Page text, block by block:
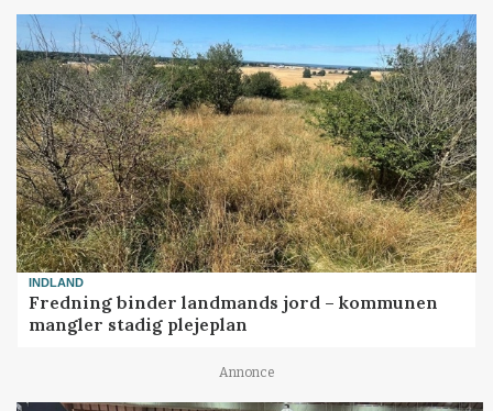
INDLAND
Fredning binder landmands jord – kommunen
mangler stadig plejeplan
Annonce